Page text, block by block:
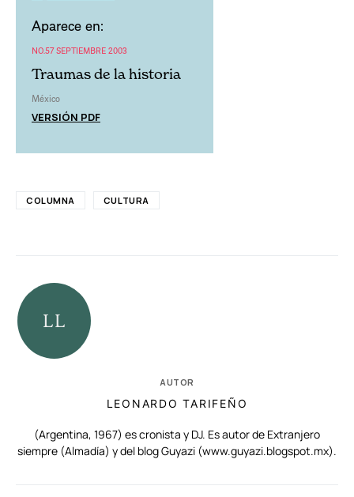
Aparece en:
NO.57 SEPTIEMBRE 2003
Traumas de la historia
México
VERSIÓN PDF
COLUMNA CULTURA
AUTOR
LEONARDO TARIFEÑO
(Argentina, 1967) es cronista y DJ. Es autor de Extranjero
siempre (Almadía) y del blog Guyazi (www.guyazi.blogspot.mx).